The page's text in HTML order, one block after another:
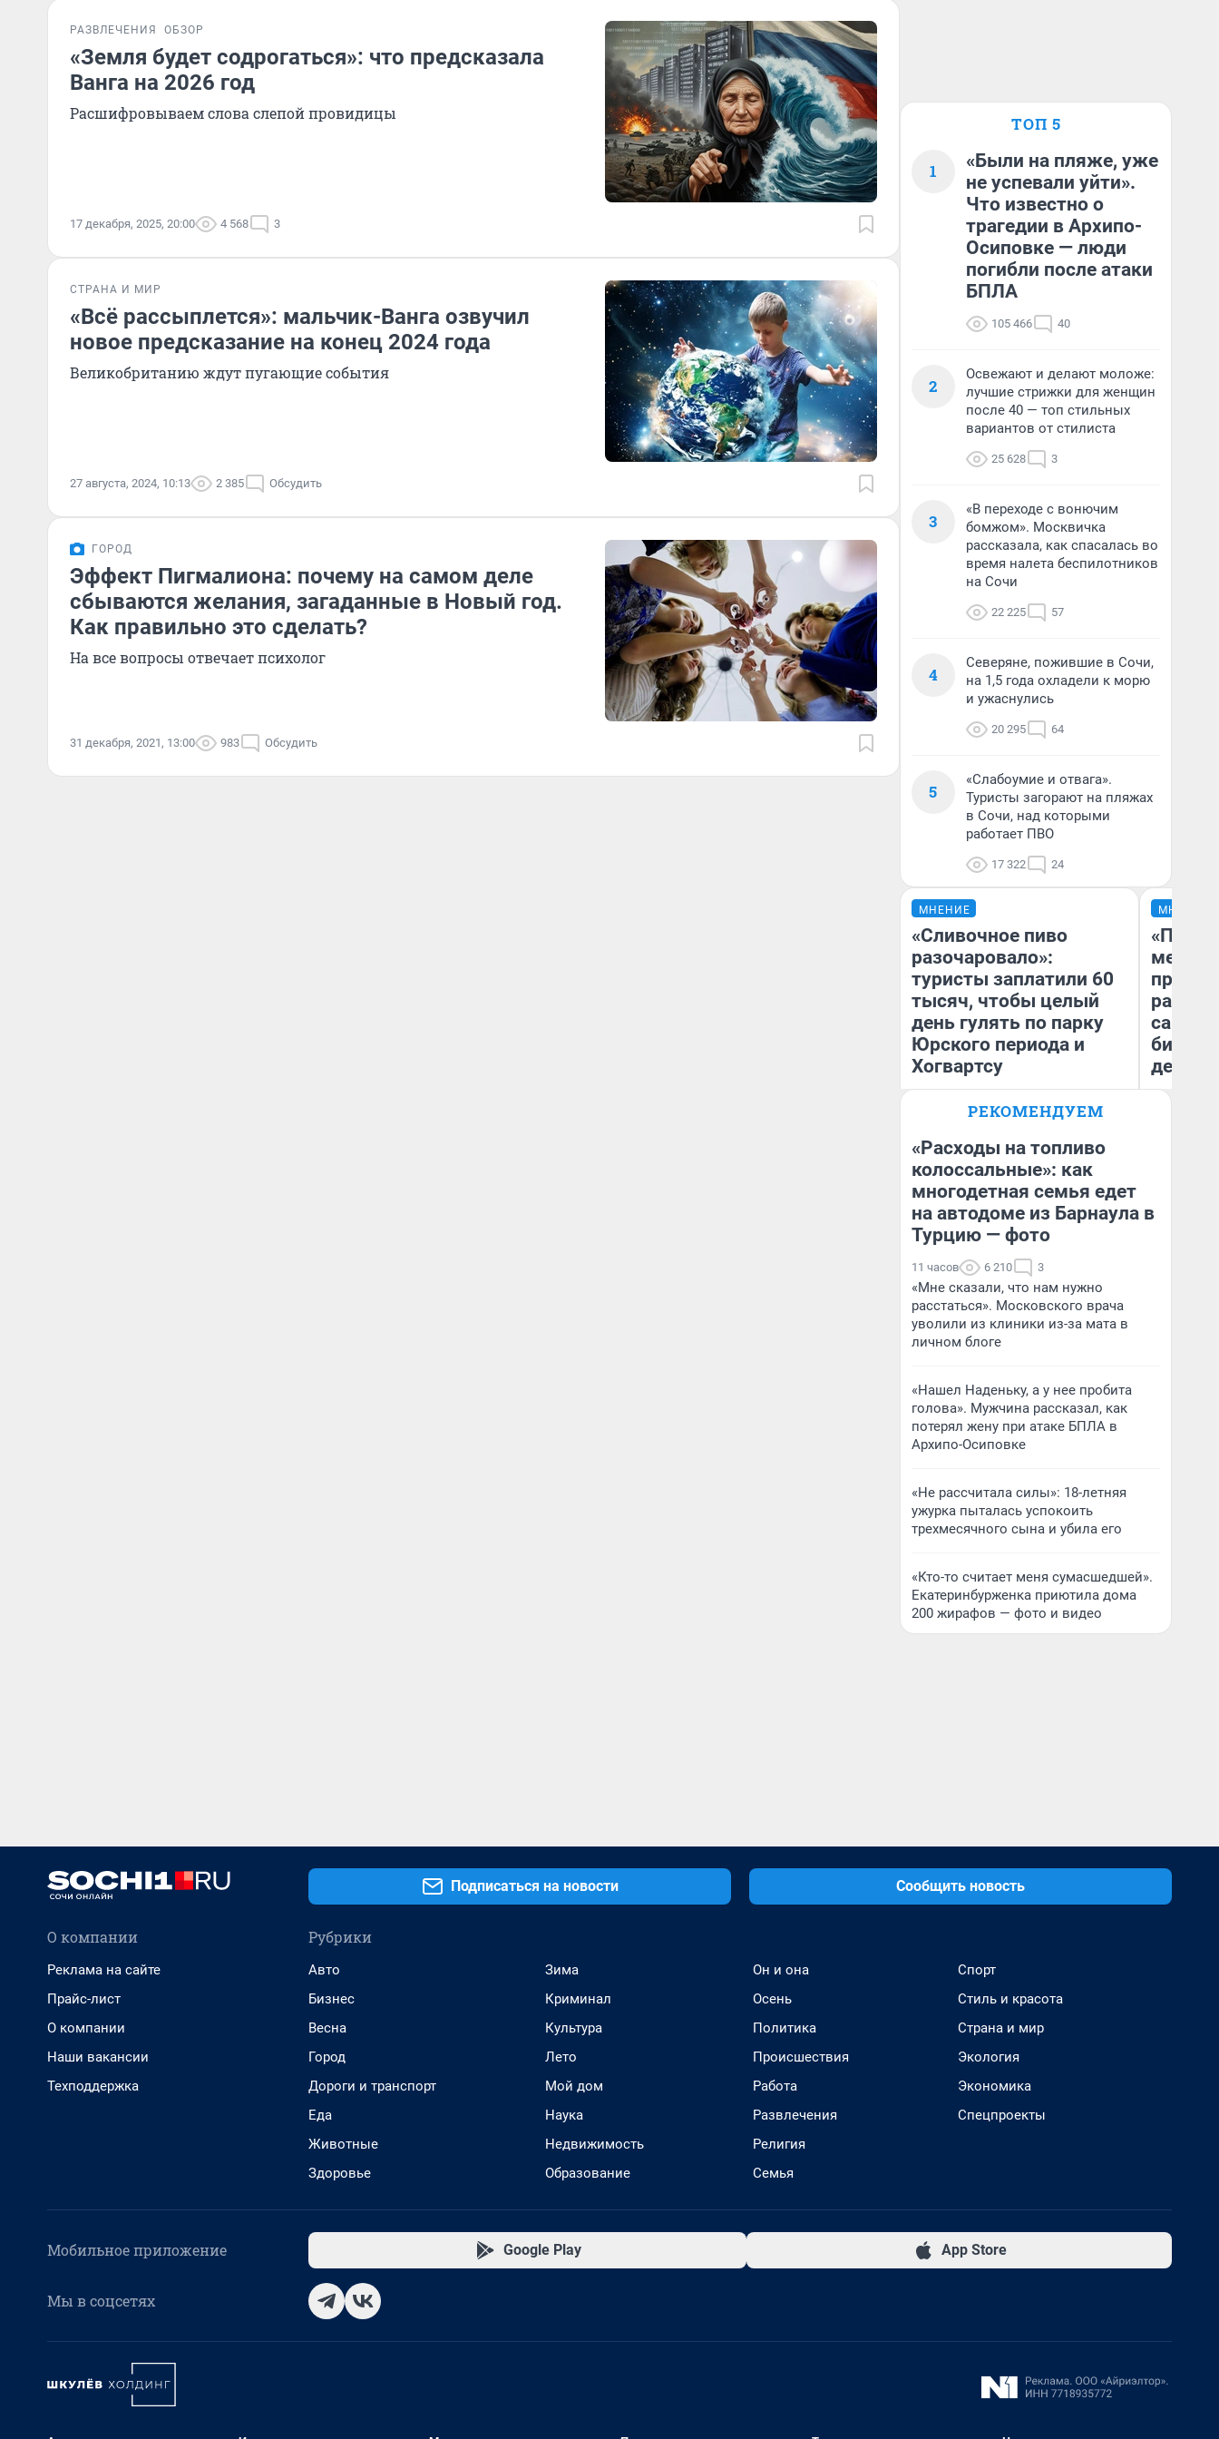
РАЗВЛЕЧЕНИЯ ОБЗОР
«Земля будет содрогаться»: что предсказала
Ванга на 2026 год
Расшифровываем слова слепой провидицы
17 декабря, 2025, 20:00 4 568 3
СТРАНА И МИР
«Всё рассыплется»: мальчик-Ванга озвучил
новое предсказание на конец 2024 года
Великобританию ждут пугающие события
27 августа, 2024, 10:13 2 385 Обсудить
ГОРОД
Эффект Пигмалиона: почему на самом деле
сбываются желания, загаданные в Новый год.
Как правильно это сделать?
На все вопросы отвечает психолог
31 декабря, 2021, 13:00 983 Обсудить
ТОП 5
1
«Были на пляже, уже
не успевали уйти».
Что известно о
трагедии в Архипо-
Осиповке — люди
погибли после атаки
БПЛА
105 466 40
2
Освежают и делают моложе:
лучшие стрижки для женщин
после 40 — топ стильных
вариантов от стилиста
25 628 3
3
«В переходе с вонючим
бомжом». Москвичка
рассказала, как спасалась во
время налета беспилотников
на Сочи
22 225 57
4
Северяне, пожившие в Сочи,
на 1,5 года охладели к морю
и ужаснулись
20 295 64
5
«Слабоумие и отвага».
Туристы загорают на пляжах
в Сочи, над которыми
работает ПВО
17 322 24
МНЕНИЕ
«Сливочное пиво
разочаровало»:
туристы заплатили 60
тысяч, чтобы целый
день гулять по парку
Юрского периода и
Хогвартсу
МНЕНИЕ
самом
РЕКОМЕНДУЕМ
«Расходы на топливо
колоссальные»: как
многодетная семья едет
на автодоме из Барнаула в
Турцию — фото
11 часов 6 210 3
«Мне сказали, что нам нужно
расстаться». Московского врача
уволили из клиники из-за мата в
личном блоге
«Нашел Наденьку, а у нее пробита
голова». Мужчина рассказал, как
потерял жену при атаке БПЛА в
Архипо-Осиповке
«Не рассчитала силы»: 18-летняя
ужурка пыталась успокоить
трехмесячного сына и убила его
«Кто-то считает меня сумасшедшей».
Екатеринбурженка приютила дома
200 жирафов — фото и видео
Подписаться на новости Сообщить новость
О компании
Реклама на сайте
Прайс-лист
О компании
Наши вакансии
Техподдержка
Рубрики
Авто
Бизнес
Весна
Город
Дороги и транспорт
Еда
Животные
Здоровье
Зима
Криминал
Культура
Лето
Мой дом
Наука
Недвижимость
Образование
Он и она
Осень
Политика
Происшествия
Работа
Развлечения
Религия
Семья
Спорт
Стиль и красота
Страна и мир
Экология
Экономика
Спецпроекты
Мобильное приложение Google Play App Store
Мы в соцсетях